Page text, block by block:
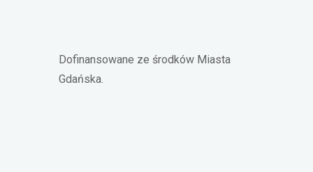
Dofinansowane ze środków Miasta
Gdańska.